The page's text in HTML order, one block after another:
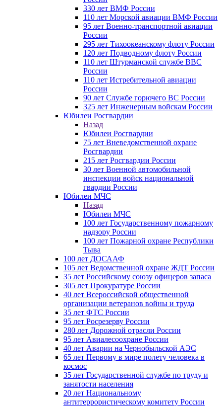
330 лет ВМФ России
110 лет Морской авиации ВМФ России
95 лет Военно-транспортной авиации
России
295 лет Тихоокеанскому флоту России
120 лет Подводному флоту России
110 лет Штурманской службе ВВС
России
110 лет Истребительной авиации
России
90 лет Службе горючего ВС России
325 лет Инженерным войскам России
Юбилеи Росгвардии
Назад
Юбилеи Росгвардии
75 лет Вневедомственной охране
Росгвардии
215 лет Росгвардии России
30 лет Военной автомобильной
инспекции войск национальной
гвардии России
Юбилеи МЧС
Назад
Юбилеи МЧС
100 лет Государственному пожарному
надзору России
100 лет Пожарной охране Республики
Тыва
100 лет ДОСААФ
105 лет Ведомственной охране ЖДТ России
35 лет Российскому союзу офицеров запаса
305 лет Прокуратуре России
40 лет Всероссийской общественной
организации ветеранов войны и труда
35 лет ФТС России
95 лет Росрезерву России
280 лет Дорожной отрасли России
95 лет Авиалесоохране России
40 лет Аварии на Чернобыльской АЭС
65 лет Первому в мире полету человека в
космос
35 лет Государственной службе по труду и
занятости населения
20 лет Национальному
антитеррористическому комитету России